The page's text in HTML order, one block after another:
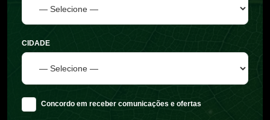
CIDADE
Concordo em receber comunicações e ofertas